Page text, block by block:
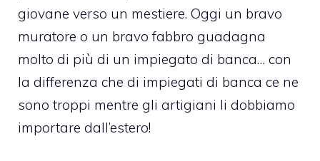
giovane verso un mestiere. Oggi un bravo
muratore o un bravo fabbro guadagna
molto di più di un impiegato di banca… con
la differenza che di impiegati di banca ce ne
sono troppi mentre gli artigiani li dobbiamo
importare dall’estero!